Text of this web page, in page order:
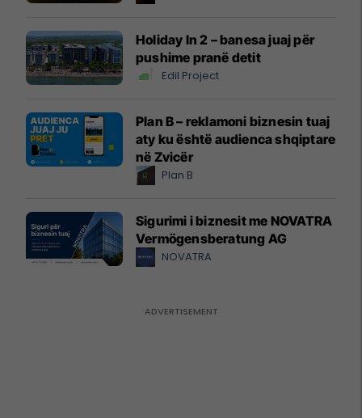
Holiday In 2 – banesa juaj për
pushime pranë detit
Edil Project
Plan B – reklamoni biznesin tuaj
aty ku është audienca shqiptare
në Zvicër
Plan B
Sigurimi i biznesit me NOVATRA
Vermögensberatung AG
NOVATRA